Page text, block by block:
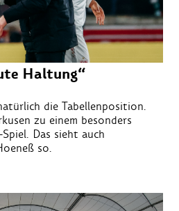
Haltung“
die Tabellenposition.
zu einem besonders
Das sieht auch
so.